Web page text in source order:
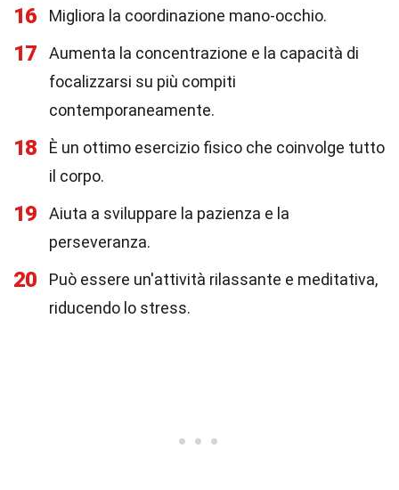
16 Migliora la coordinazione mano-occhio.
17
Aumenta la concentrazione e la capacità di
focalizzarsi su più compiti
contemporaneamente.
18
È un ottimo esercizio fisico che coinvolge tutto
il corpo.
19
Aiuta a sviluppare la pazienza e la
perseveranza.
20
Può essere un'attività rilassante e meditativa,
riducendo lo stress.